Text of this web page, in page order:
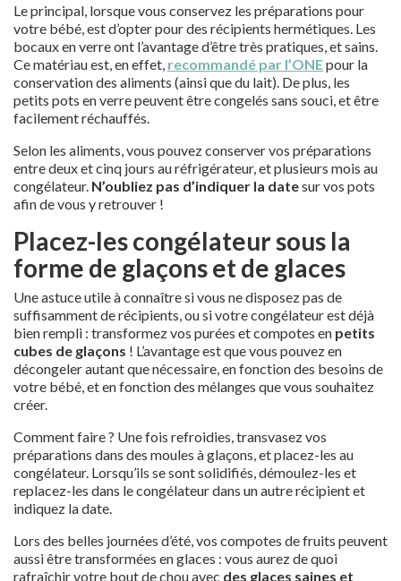
Le principal, lorsque vous conservez les préparations pour
votre bébé, est d’opter pour des récipients hermétiques. Les
bocaux en verre ont l’avantage d’être très pratiques, et sains.
Ce matériau est, en effet, recommandé par l’ONEpour la
conservation des aliments (ainsi que du lait). De plus, les
petits pots en verre peuvent être congelés sans souci, et être
facilement réchauffés.
Selon les aliments, vous pouvez conserver vos préparations
entre deux et cinq jours au réfrigérateur, et plusieurs mois au
congélateur. N’oubliez pas d’indiquer la datesur vos pots
afin de vous y retrouver !
Placez-les congélateur sous la
forme de glaçons et de glaces
Une astuce utile à connaître si vous ne disposez pas de
suffisamment de récipients, ou si votre congélateur est déjà
bien rempli : transformez vos purées et compotes en petits
cubes de glaçons ! L’avantage est que vous pouvez en
décongeler autant que nécessaire, en fonction des besoins de
votre bébé, et en fonction des mélanges que vous souhaitez
créer.
Comment faire ? Une fois refroidies, transvasez vos
préparations dans des moules à glaçons, et placez-les au
congélateur. Lorsqu’ils se sont solidifiés, démoulez-les et
replacez-les dans le congélateur dans un autre récipient et
indiquez la date.
Lors des belles journées d’été, vos compotes de fruits peuvent
aussi être transformées en glaces : vous aurez de quoi
rafraîchir votre bout de chou avec des glaces saines et